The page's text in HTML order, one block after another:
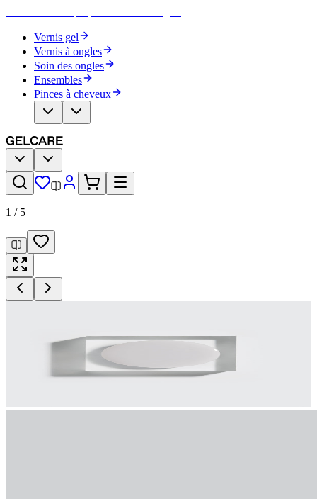
Vernis gel
Vernis à ongles
Soin des ongles
Ensembles
Pinces à cheveux
1 / 5